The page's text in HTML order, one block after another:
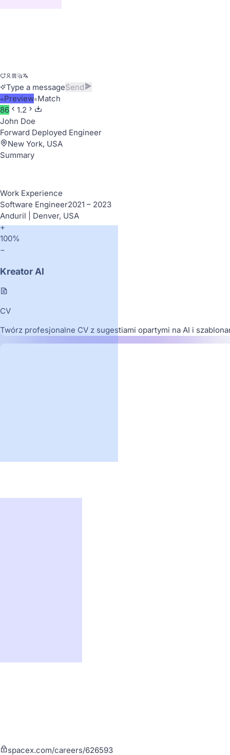
Type a messageSend
Preview Match
86
1.2
John Doe
Forward Deployed Engineer
New York, USA
Summary
Work Experience
Software Engineer2021 – 2023
Anduril | Denver, USA
+
100%
−
Kreator AI
CV
Twórz profesjonalne CV z sugestiami opartymi na AI i
spacex.com/careers/626593